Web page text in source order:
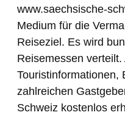
www.saechsische-
Medium für die
Reiseziel. Es wird
Reisemessen
Touristinformationen,
zahlreichen
Schweiz kostenlos